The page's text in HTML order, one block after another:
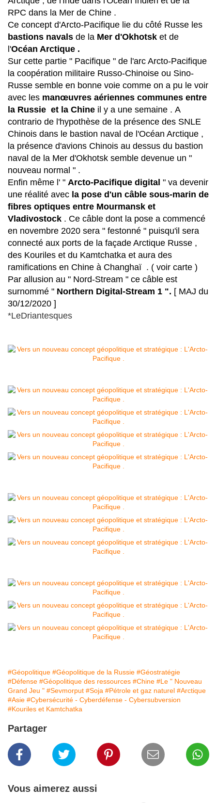
RPC dans la Mer de Chine .
Ce concept d'Arcto-Pacifique lie du côté Russe les
bastions navals de la Mer d'Okhotsk et de
l'Océan Arctique .
Sur cette partie " Pacifique " de l'arc Arcto-Pacifique
la coopération militaire Russo-Chinoise ou Sino-
Russe semble en bonne voie comme on a pu le voir
avec les manœuvres aériennes communes entre
la Russie et la Chine il y a une semaine . A
contrario de l'hypothèse de la présence des SNLE
Chinois dans le bastion naval de l'Océan Arctique ,
la présence d'avions Chinois au dessus du bastion
naval de la Mer d'Okhotsk semble devenue un "
nouveau normal " .
Enfin même l' " Arcto-Pacifique digital " va devenir
une réalité avec la pose d'un câble sous-marin de
fibres optiques entre Mourmansk et
Vladivostock . Ce câble dont la pose a commencé
en novembre 2020 sera " festonné " puisqu'il sera
connecté aux ports de la façade Arctique Russe ,
des Kouriles et du Kamtchatka et aura des
ramifications en Chine à Changhaï . ( voir carte )
Par allusion au " Nord-Stream " ce câble est
surnommé " Northern Digital-Stream 1 ". [ MAJ du
30/12/2020 ]
*LeDriantesques
#Géopolitique #Géopolitique de la Russie #Géostratégie
#Défense #Géopolitique des ressources #Chine #Le " Nouveau
Grand Jeu " #Sevmorput #Soja #Pétrole et gaz naturel #Arctique
#Asie #Cybersécurité - Cyberdéfense - Cybersubversion
#Kouriles et Kamtchatka
Partager
Vous aimerez aussi